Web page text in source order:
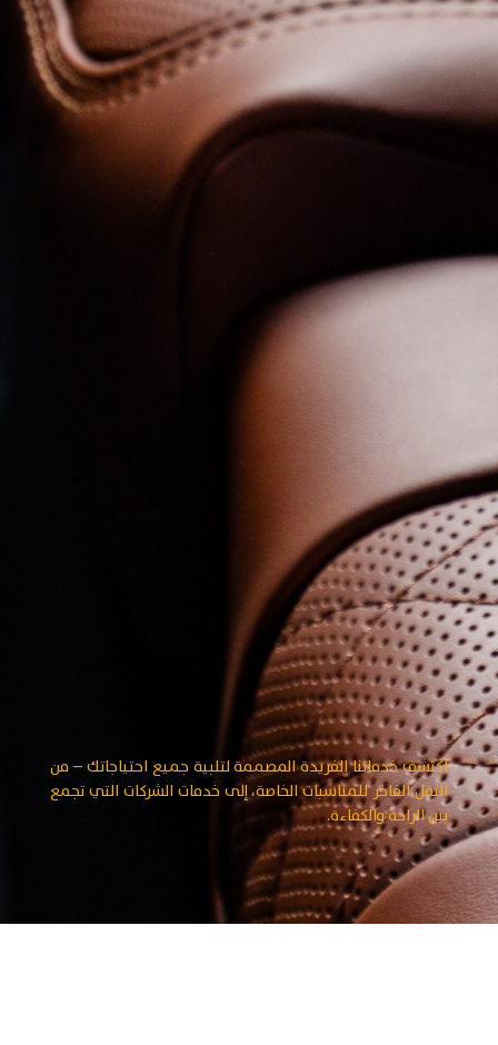
اكتشف خدماتنا الفريدة المصممة لتلبية جميع احتياجاتك – من
النقل الفاخر للمناسبات الخاصة، إلى خدمات الشركات التي تجمع
بين الراحة والكفاءة.